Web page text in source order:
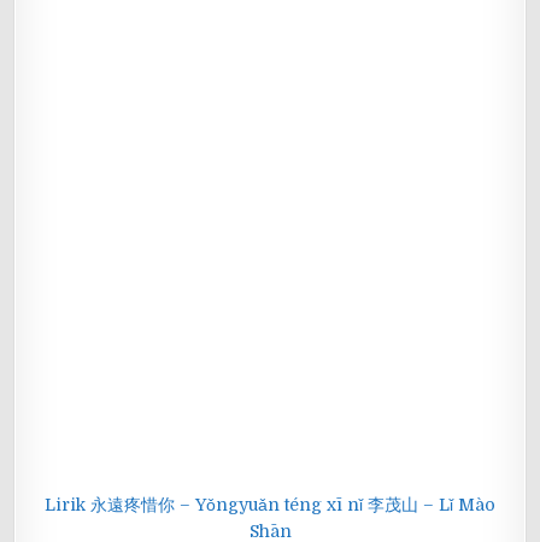
Lirik 永遠疼惜你 – Yǒngyuǎn téng xī nǐ 李茂山 – Lǐ Mào
Shān